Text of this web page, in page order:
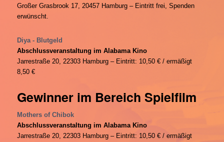
Großer Grasbrook 17, 20457 Hamburg – Eintritt frei, Spenden
erwünscht.
Diya - Blutgeld
Abschlussveranstaltung im Alabama Kino
Jarrestraße 20, 22303 Hamburg – Eintritt: 10,50 € / ermäßigt
8,50 €
Gewinner im Bereich Spielfilm
Mothers of Chibok
Abschlussveranstaltung im Alabama Kino
Jarrestraße 20, 22303 Hamburg – Eintritt: 10,50 € / ermäßigt